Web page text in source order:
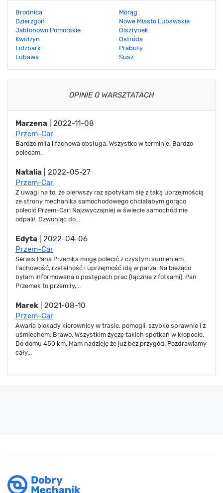
Brodnica
Dzierzgoń
Jabłonowo Pomorskie
Kwidzyn
Lidzbark
Lubawa
Morąg
Nowe Miasto Lubawskie
Olsztynek
Ostróda
Prabuty
Susz
OPINIE O WARSZTATACH
Marzena | 2022-11-08
Przem-Car
Bardzo miła i fachowa obsługa. Wszystko w terminie. Bardzo
polecam.
Natalia | 2022-05-27
Przem-Car
Z uwagi na to, że pierwszy raz spotykam się z taką uprzejmością
ze strony mechanika samochodowego chciałabym gorąco
polecić Przem-Car! Najzwyczajniej w świecie samochód nie
odpalił. Dzwoniąc do...
Edyta | 2022-04-06
Przem-Car
Serwis Pana Przemka mogę polecić z czystym sumieniem.
Fachowość, rzetelność i uprzejmość idą w parze. Na bieżąco
byłam informowana o postępach prac (łącznie z fotkami). Pan
Przemek to przemiły,...
Marek | 2021-08-10
Przem-Car
Awaria blokady kierownicy w trasie, pomogli, szybko sprawnie i z
uśmiechem. Brawo. Wszystkim życzę takich spotkań w kłopocie.
Do domu 450 km. Mam nadzieję że już bez przygód. Pozdrawiamy
cały...